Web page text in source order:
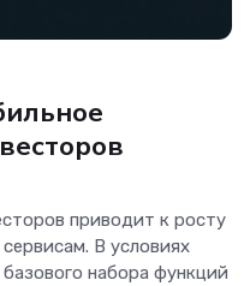
приводит к росту
В условиях
набора функций